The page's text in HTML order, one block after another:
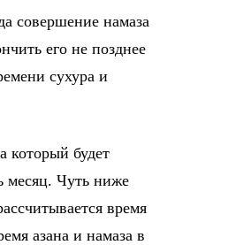
совершение намаза
его не позднее
сухура и
который будет
месяц. Чуть ниже
время
азана и намаза в